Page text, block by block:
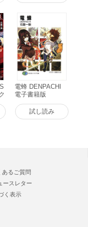
電蜂 DENPACHI
電子書籍版
試し読み
あるご質問
ースレター
く表示